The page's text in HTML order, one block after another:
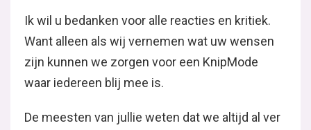
Ik wil u bedanken voor alle reacties en kritiek.
Want alleen als wij vernemen wat uw wensen
zijn kunnen we zorgen voor een KnipMode
waar iedereen blij mee is.
De meesten van jullie weten dat we altijd al ver